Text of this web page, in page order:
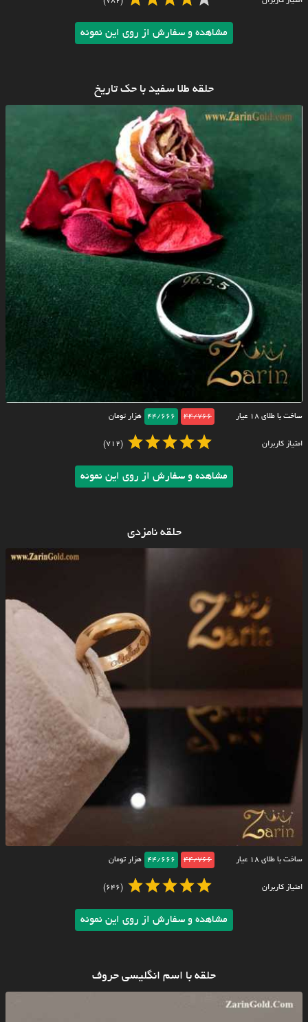
مشاهده و سفارش از روی این نمونه
حلقه طلا سفید با حک تاریخ
ساخت با طلای ۱۸ عیار 44/766
44/666 هزار تومان
امتیاز کاربران (712)
مشاهده و سفارش از روی این نمونه
حلقه نامزدی
ساخت با طلای ۱۸ عیار 44/766
44/666 هزار تومان
امتیاز کاربران (646)
مشاهده و سفارش از روی این نمونه
حلقه با اسم انگلیسی حروف